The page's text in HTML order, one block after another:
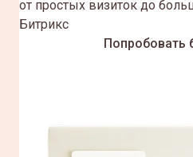
от простых визиток до
Битрикс
Попробовать